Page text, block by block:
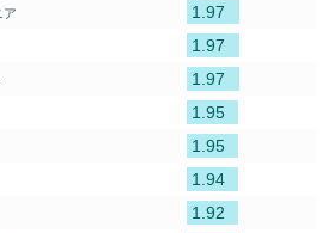
ア
1.97
1.97
1.97
1.95
1.95
1.94
1.92